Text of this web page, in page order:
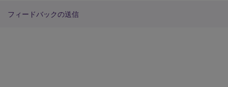
フィードバックの送信